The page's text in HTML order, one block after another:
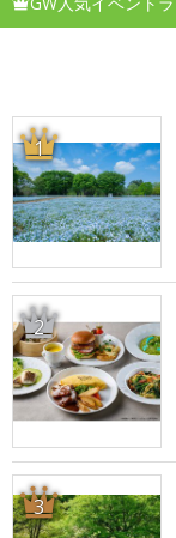
1
2
3